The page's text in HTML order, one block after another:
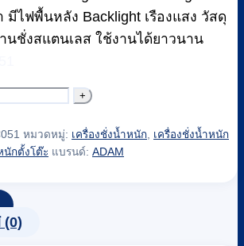
มีไฟพื้นหลัง Backlight เรืองแสง วัสดุ
นชั่งสแตนเลส ใช้งานได้ยาวนาน
หมวดหมู่: เครื่องชั่งน้ำหนัก เครื่องชั่งน้ำหนัก
นักตั้งโต๊ะ แบรนด์: ADAM
(0)